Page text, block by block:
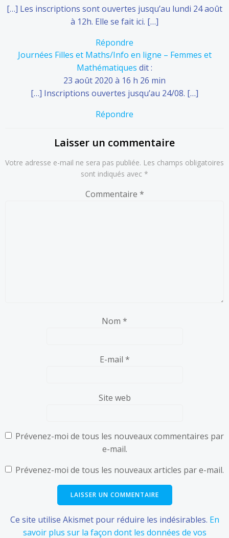
[…] Les inscriptions sont ouvertes jusqu’au lundi 24 août
à 12h. Elle se fait ici. […]
Répondre
Journées Filles et Maths/Info en ligne – Femmes et
Mathématiques dit :
23 août 2020 à 16 h 26 min
[…] Inscriptions ouvertes jusqu’au 24/08. […]
Répondre
Laisser un commentaire
Votre adresse e-mail ne sera pas publiée. Les champs obligatoires
sont indiqués avec *
Commentaire *
Nom *
E-mail *
Site web
Prévenez-moi de tous les nouveaux commentaires par
e-mail.
Prévenez-moi de tous les nouveaux articles par e-mail.
Ce site utilise Akismet pour réduire les indésirables. En
savoir plus sur la façon dont les données de vos